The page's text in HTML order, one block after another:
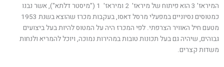
המיראז' 3 הוא פיתוח של מיראז' 2 ומיראז' 1 ("מיסטר דלתא"), אשר נבנו
כמטוסים נסיוניים במפעלי מרסל דאסו, בעקבות מכרז שהוצא בשנת 1953
מטעם חיל האוויר הצרפתי. לפי המכרז היה על המטוס להיות בעל ביצועים
גבוהים, שיהיה גם בעל תכונות טובות במהירות נמוכה, ויוכל להמריא ולנחות
משדות קצרים.